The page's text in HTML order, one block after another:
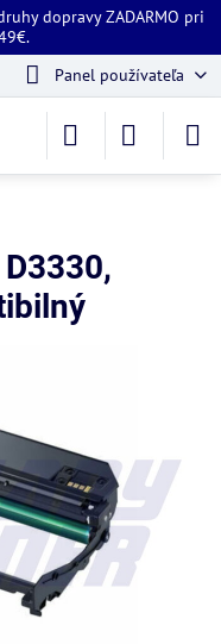
dopravy ZADARMO pri
Panel používateľa